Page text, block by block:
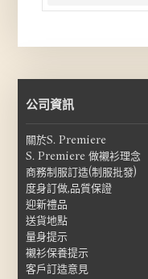
公司資訊
關於S. Premiere
S. Premiere 做襯衫理念
商務制服訂造(制服批發)
度身訂做,品質保證
迎新禮品
送貨地點
量身提示
襯衫保養提示
客戶訂造意見